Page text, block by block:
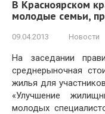
В Красноярском
молодые семьи,
09.04.2013 Новости
На заседании
среднерыночная
жилья для
«Улучшение
молодых